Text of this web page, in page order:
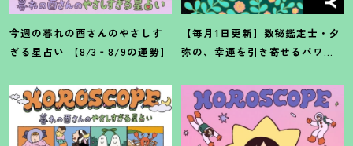
今週の暮れの酉さんのやさしす
ぎる星占い 【8/3‐8/9の運勢】
【毎月1日更新】数秘鑑定士・夕
弥の、幸運を引き寄せるパワー